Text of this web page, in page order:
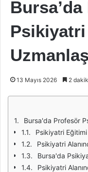
Psikiyatri
13 Mayıs 2026 2
Bursa'da Profesör
Psikiyatri
Psikiyatri
Bursa'da
Psikiyatri